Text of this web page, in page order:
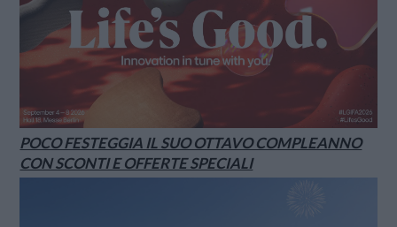
POCO FESTEGGIA IL SUO OTTAVO COMPLEANNO
CON SCONTI E OFFERTE SPECIALI